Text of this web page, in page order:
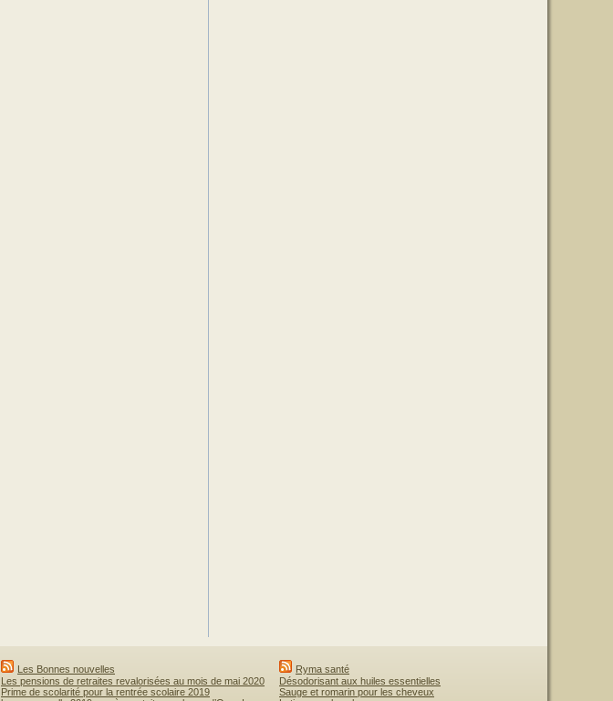
Les Bonnes nouvelles
Les pensions de retraites revalorisées au mois de mai 2020
Prime de scolarité pour la rentrée scolaire 2019
Ryma santé
Désodorisant aux huiles essentielles
Sauge et romarin pour les cheveux